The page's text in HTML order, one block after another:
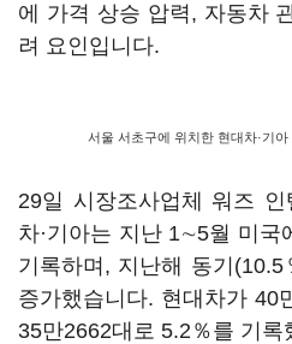
에 가격 상승 압력, 자동차
려 요인입니다.
서울 서초구에 위치한 현대차·기
29일 시장조사업체 워즈
차·기아는 지난 1∼5월 미국
기록하며, 지난해 동기
증가했습니다. 현대차가 40
35만2662대로 5.2％를 기록